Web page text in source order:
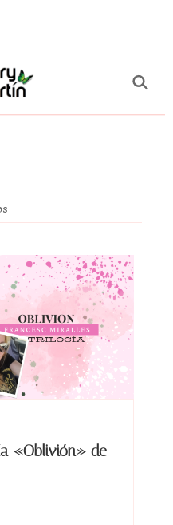
Novela Romántica y Lifestyle
«Oblivión» de